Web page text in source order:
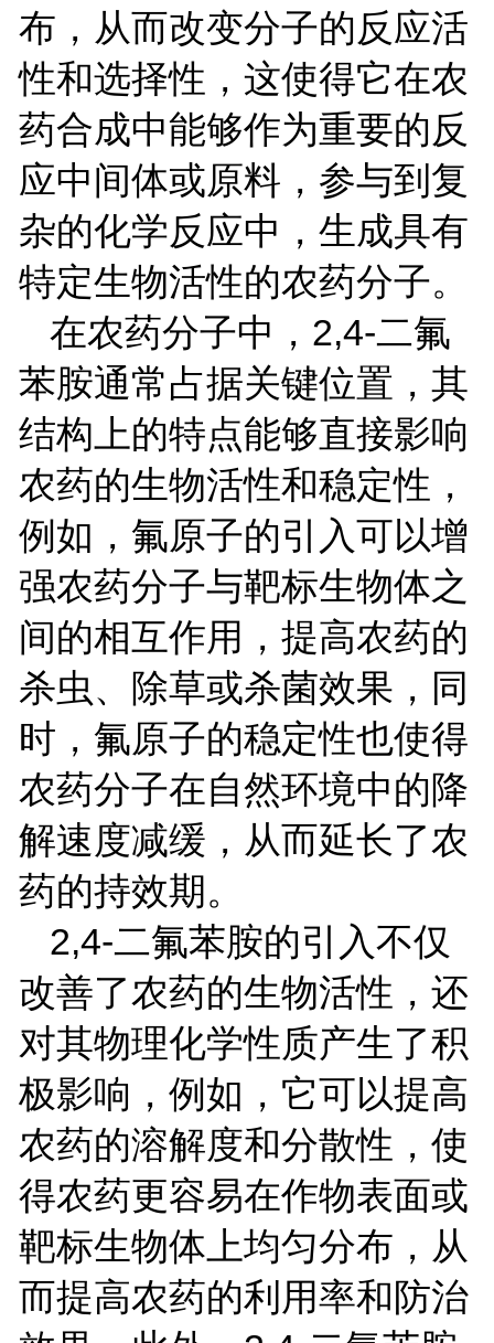
布，从而改变分子的反应活
性和选择性，这使得它在农
药合成中能够作为重要的反
应中间体或原料，参与到复
杂的化学反应中，生成具有
特定生物活性的农药分子。
在农药分子中， 2,4-二氟
苯胺通常占据关键位置，其
结构上的特点能够直接影响
农药的生物活性和稳定性，
例如，氟原子的引入可以增
强农药分子与靶标生物体之
间的相互作用，提高农药的
杀虫、除草或杀菌效果，同
时，氟原子的稳定性也使得
农药分子在自然环境中的降
解速度减缓，从而延长了农
药的持效期。
2,4-二氟苯胺的引入不仅
改善了农药的生物活性，还
对其物理化学性质产生了积
极影响，例如，它可以提高
农药的溶解度和分散性，使
得农药更容易在作物表面或
靶标生物体上均匀分布，从
而提高农药的利用率和防治